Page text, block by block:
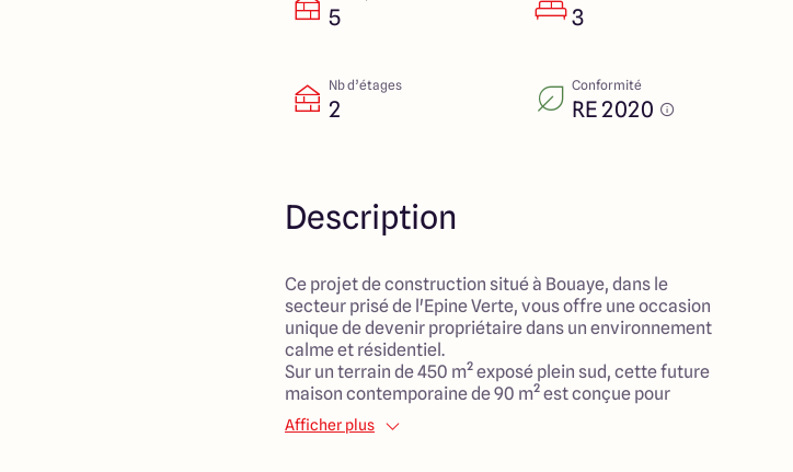
5 3
Nb d’étages
2
Conformité
RE 2020
Description
Ce projet de construction situé à Bouaye, dans le
secteur prisé de l'Epine Verte, vous offre une occasion
unique de devenir propriétaire dans un environnement
calme et résidentiel.
Sur un terrain de 450 m² exposé plein sud, cette future
maison contemporaine de 90 m² est conçue pour
optimiser l'espace tout en garantissant un confort de
vie agréable.
Afficher plus